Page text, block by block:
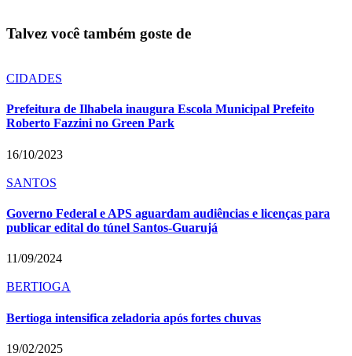
Talvez você também goste de
CIDADES
Prefeitura de Ilhabela inaugura Escola Municipal Prefeito
Roberto Fazzini no Green Park
16/10/2023
SANTOS
Governo Federal e APS aguardam audiências e licenças para
publicar edital do túnel Santos-Guarujá
11/09/2024
BERTIOGA
Bertioga intensifica zeladoria após fortes chuvas
19/02/2025